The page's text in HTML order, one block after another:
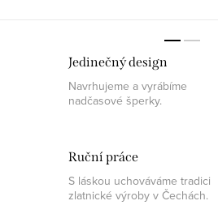
Jedinečný design
Navrhujeme a vyrábíme
nadčasové šperky.
Ruční práce
S láskou uchováváme tradici
zlatnické výroby v Čechách.